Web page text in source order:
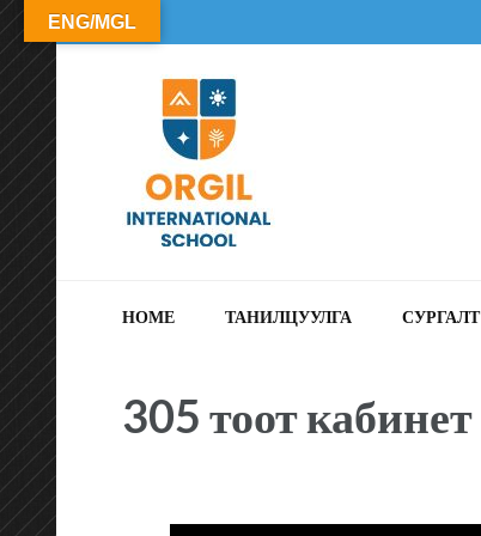
HOME ТАНИЛЦУУЛГА СУРГАЛТ
305 тоот кабинет
ENG/MGL